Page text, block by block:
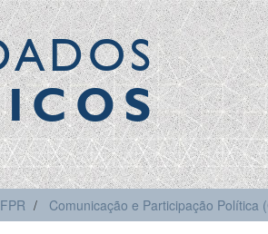
Comunicação e Participação Política